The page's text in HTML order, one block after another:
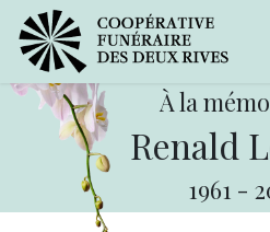
À la
Renald
1961 -